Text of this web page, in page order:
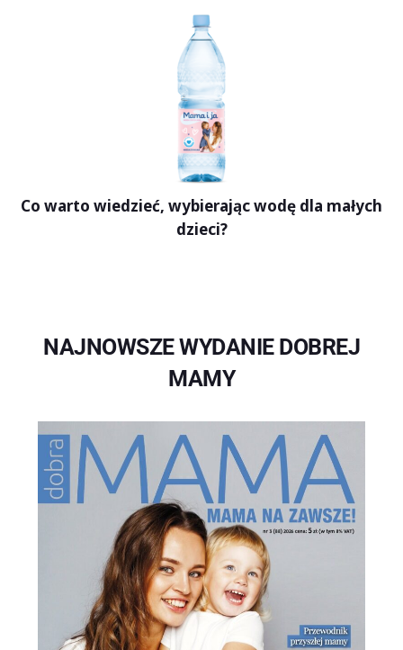
Co warto wiedzieć, wybierając wodę dla małych
dzieci?
NAJNOWSZE WYDANIE DOBREJ
MAMY